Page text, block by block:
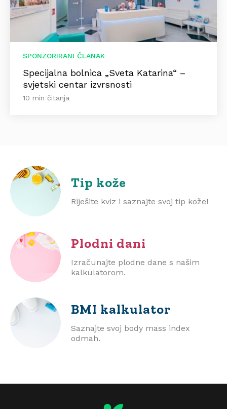
SPONZORIRANI ČLANAK
Specijalna bolnica „Sveta Katarina“ –
svjetski centar izvrsnosti
10 min čitanja
Tip kože
Riješite kviz i saznajte svoj tip kože!
Plodni dani
Izračunajte plodne dane s našim
kalkulatorom.
BMI kalkulator
Saznajte svoj body mass index
odmah.